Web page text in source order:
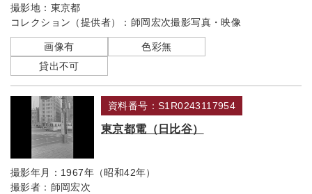
撮影地： 東京都
コレクション（提供者）： 師岡宏次撮影写真・映像
画像有
色彩無
貸出不可
資料番号：S1R0243117954
東京都電（日比谷）
撮影年月： 1967年（昭和42年）
撮影者： 師岡宏次